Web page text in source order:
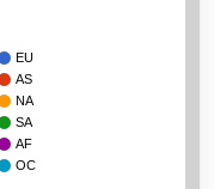
EU
AS
NA
SA
AF
OC